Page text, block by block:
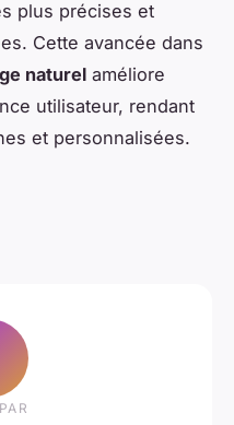
plus précises et
Cette avancée dans
naturel améliore
utilisateur, rendant
et personnalisées.